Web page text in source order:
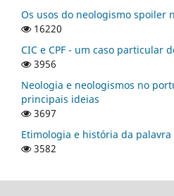
Os usos do neologismo spoiler
16220
CIC e CPF - um caso particular
3956
Neologia e neologismos no
principais ideias
3697
Etimologia e história da palavra
3582